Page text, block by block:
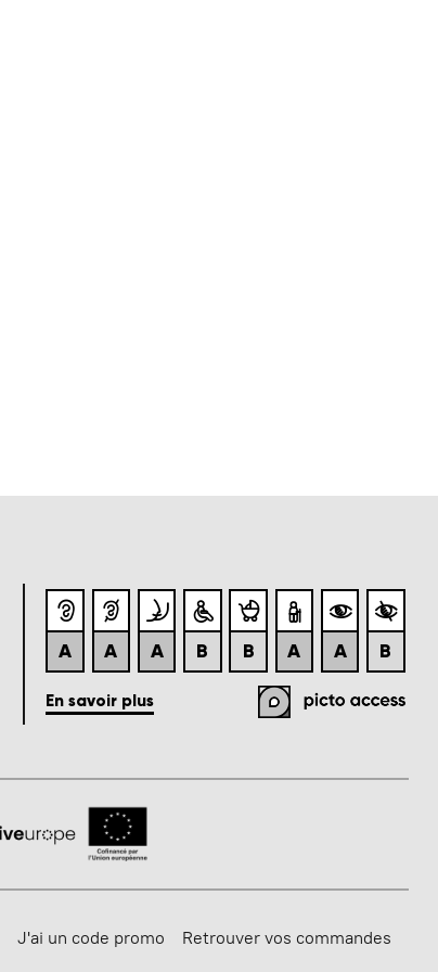
J'ai un code promo Retrouver vos commandes